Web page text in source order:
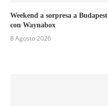
Weekend a sorpresa a Budapest
con Waynabox
8 Agosto 2026